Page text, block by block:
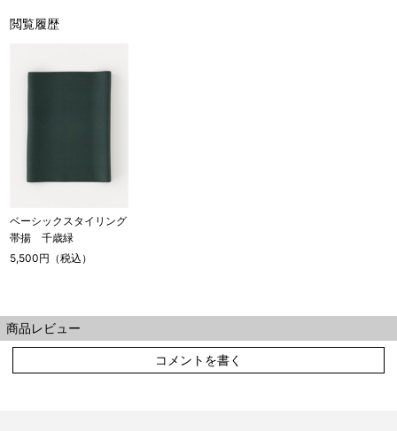
閲覧履歴
ベーシックスタイリング
帯揚 千歳緑
5,500円（税込）
商品レビュー
コメントを書く